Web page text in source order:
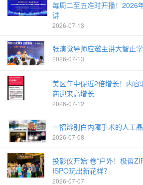
每周二至五准时开播！2026
讲
2026-07-13
张演觉导师应邀主讲大智止
2026-07-13
美区年中促近2倍增长！内
商迎来高增长
2026-07-12
一招辨别白内障手术的人工
2026-07-08
投影仪开始“卷”户外！极哲
ISPO玩出新花样？
2026-07-07